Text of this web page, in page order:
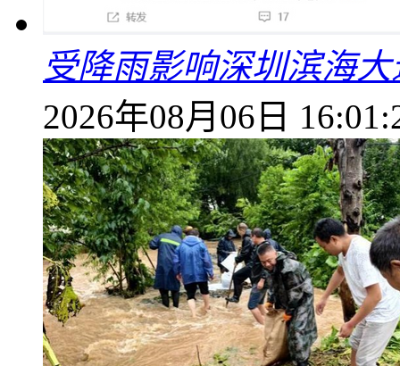
受降雨影响深圳滨海
2026年08月06日